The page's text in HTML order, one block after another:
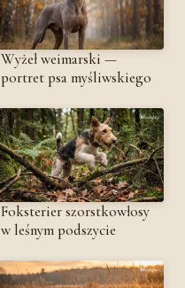
Wyżeł weimarski —
portret psa myśliwskiego
Foksterier szorstkowłosy
w leśnym podszycie